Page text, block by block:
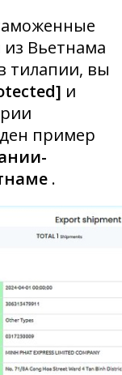
Вьетнама
тилапии, вы
и
пример
.